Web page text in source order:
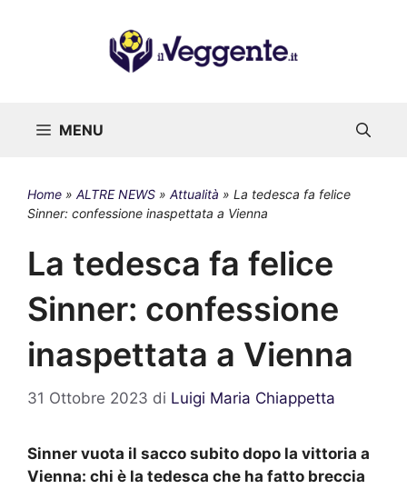
MENU
Home » ALTRE NEWS » Attualità » La tedesca fa felice
Sinner: confessione inaspettata a Vienna
La tedesca fa felice
Sinner: confessione
inaspettata a Vienna
31 Ottobre 2023 di Luigi Maria Chiappetta
Sinner vuota il sacco subito dopo la vittoria a
Vienna: chi è la tedesca che ha fatto breccia